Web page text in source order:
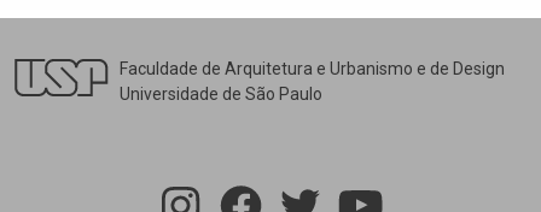
Faculdade de Arquitetura e Urbanismo e de Design
Universidade de São Paulo